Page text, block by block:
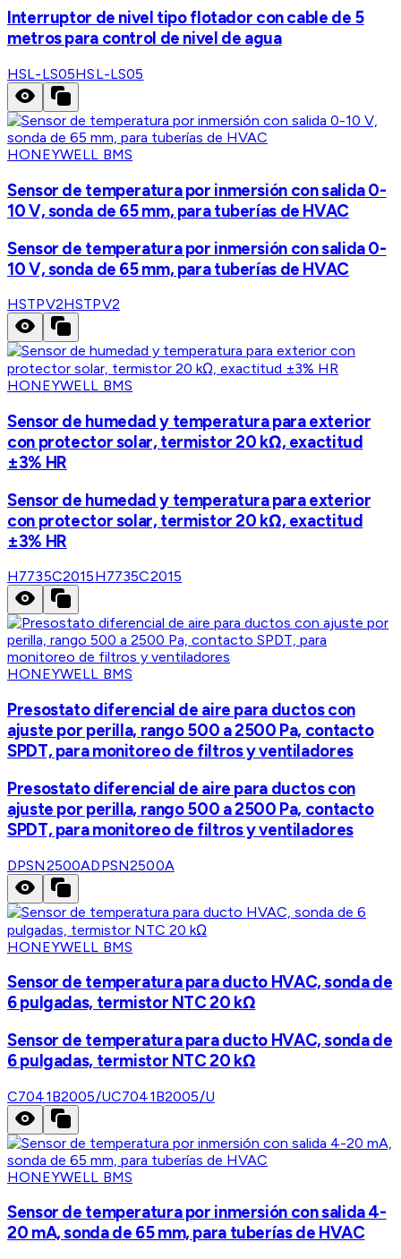
Interruptor de nivel tipo flotador con cable de 5
metros para control de nivel de agua
HSL-LS05HSL-LS05
HONEYWELL BMS
Sensor de temperatura por inmersión con salida 0-
10 V, sonda de 65 mm, para tuberías de HVAC
Sensor de temperatura por inmersión con salida 0-
10 V, sonda de 65 mm, para tuberías de HVAC
HSTPV2HSTPV2
HONEYWELL BMS
Sensor de humedad y temperatura para exterior
con protector solar, termistor 20 kΩ, exactitud
±3% HR
Sensor de humedad y temperatura para exterior
con protector solar, termistor 20 kΩ, exactitud
±3% HR
H7735C2015H7735C2015
HONEYWELL BMS
Presostato diferencial de aire para ductos con
ajuste por perilla, rango 500 a 2500 Pa, contacto
SPDT, para monitoreo de filtros y ventiladores
Presostato diferencial de aire para ductos con
ajuste por perilla, rango 500 a 2500 Pa, contacto
SPDT, para monitoreo de filtros y ventiladores
DPSN2500ADPSN2500A
HONEYWELL BMS
Sensor de temperatura para ducto HVAC, sonda de
6 pulgadas, termistor NTC 20 kΩ
Sensor de temperatura para ducto HVAC, sonda de
6 pulgadas, termistor NTC 20 kΩ
C7041B2005/UC7041B2005/U
HONEYWELL BMS
Sensor de temperatura por inmersión con salida 4-
20 mA, sonda de 65 mm, para tuberías de HVAC